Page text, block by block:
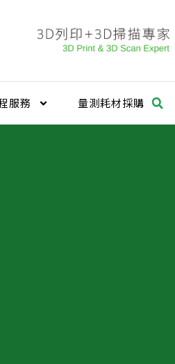
服務 量測耗材採購